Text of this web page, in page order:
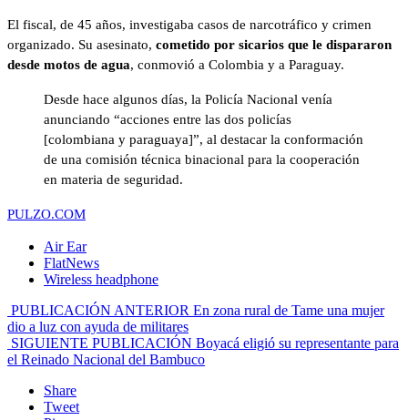
El fiscal, de 45 años, investigaba casos de narcotráfico y crimen
organizado. Su asesinato, cometido por sicarios que le dispararon
desde motos de agua, conmovió a Colombia y a Paraguay.
Desde hace algunos días, la Policía Nacional venía
anunciando “acciones entre las dos policías
[colombiana y paraguaya]”, al destacar la conformación
de una comisión técnica binacional para la cooperación
en materia de seguridad.
PULZO.COM
Air Ear
FlatNews
Wireless headphone
PUBLICACIÓN ANTERIOR En zona rural de Tame una mujer
dio a luz con ayuda de militares
SIGUIENTE PUBLICACIÓN Boyacá eligió su representante para
el Reinado Nacional del Bambuco
Share
Tweet